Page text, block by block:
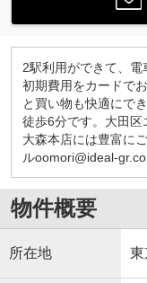
2駅利用ができて、
初期費用をカードで
と買い物も快適にで
徒歩6分です。大田区
大森本店には豊富に
ルoomori@ideal-
物件概要
所在地 東